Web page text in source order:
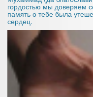
гордостью мы доверяем
память о тебе была
сердец.